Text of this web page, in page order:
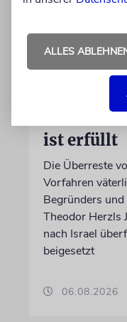
ist erfüllt
Die Überreste
Vorfahren
Begründers
Theodor Herzls
nach Israel
beigesetzt
06.08.2026
ALLES